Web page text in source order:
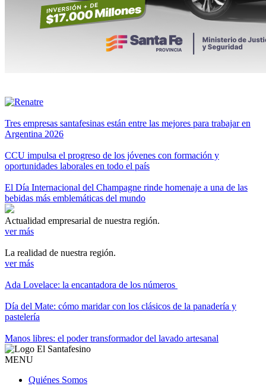
Tres empresas santafesinas están entre las mejores para trabajar en
Argentina 2026
CCU impulsa el progreso de los jóvenes con formación y
oportunidades laborales en todo el país
El Día Internacional del Champagne rinde homenaje a una de las
bebidas más emblemáticas del mundo
Actualidad empresarial de nuestra región.
ver más
La realidad de nuestra región.
ver más
Ada Lovelace: la encantadora de los números
Día del Mate: cómo maridar con los clásicos de la panadería y
pastelería
Manos libres: el poder transformador del lavado artesanal
MENU
Quiénes Somos